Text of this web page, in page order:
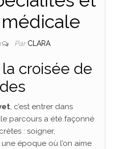
Par CLARA
croisée de
, c’est entrer dans
le parcours a été façonné
: soigner,
époque où l’on aime